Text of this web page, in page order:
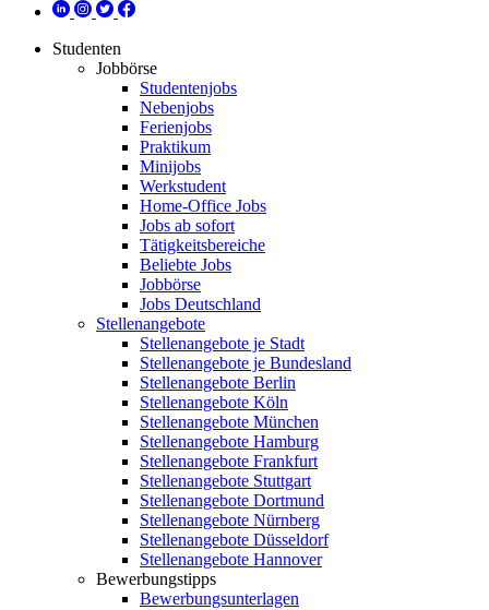
Studenten
Jobbörse
Studentenjobs
Nebenjobs
Ferienjobs
Praktikum
Minijobs
Werkstudent
Home-Office Jobs
Jobs ab sofort
Tätigkeitsbereiche
Beliebte Jobs
Jobbörse
Jobs Deutschland
Stellenangebote
Stellenangebote je Stadt
Stellenangebote je Bundesland
Stellenangebote Berlin
Stellenangebote Köln
Stellenangebote München
Stellenangebote Hamburg
Stellenangebote Frankfurt
Stellenangebote Stuttgart
Stellenangebote Dortmund
Stellenangebote Nürnberg
Stellenangebote Düsseldorf
Stellenangebote Hannover
Bewerbungstipps
Bewerbungsunterlagen